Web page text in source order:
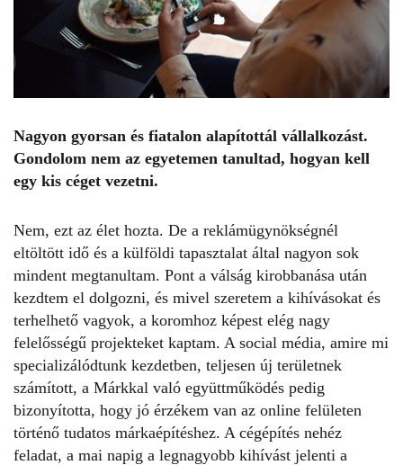
Nagyon gyorsan és fiatalon alapítottál vállalkozást.
Gondolom nem az egyetemen tanultad, hogyan kell
egy kis céget vezetni.
Nem, ezt az élet hozta. De a reklámügynökségnél
eltöltött idő és a külföldi tapasztalat által nagyon sok
mindent megtanultam. Pont a válság kirobbanása után
kezdtem el dolgozni, és mivel szeretem a kihívásokat és
terhelhető vagyok, a koromhoz képest elég nagy
felelősségű projekteket kaptam. A social média, amire mi
specializálódtunk kezdetben, teljesen új területnek
számított, a Márkkal való együttműködés pedig
bizonyította, hogy jó érzékem van az online felületen
történő tudatos márkaépítéshez. A cégépítés nehéz
feladat, a mai napig a legnagyobb kihívást jelenti a